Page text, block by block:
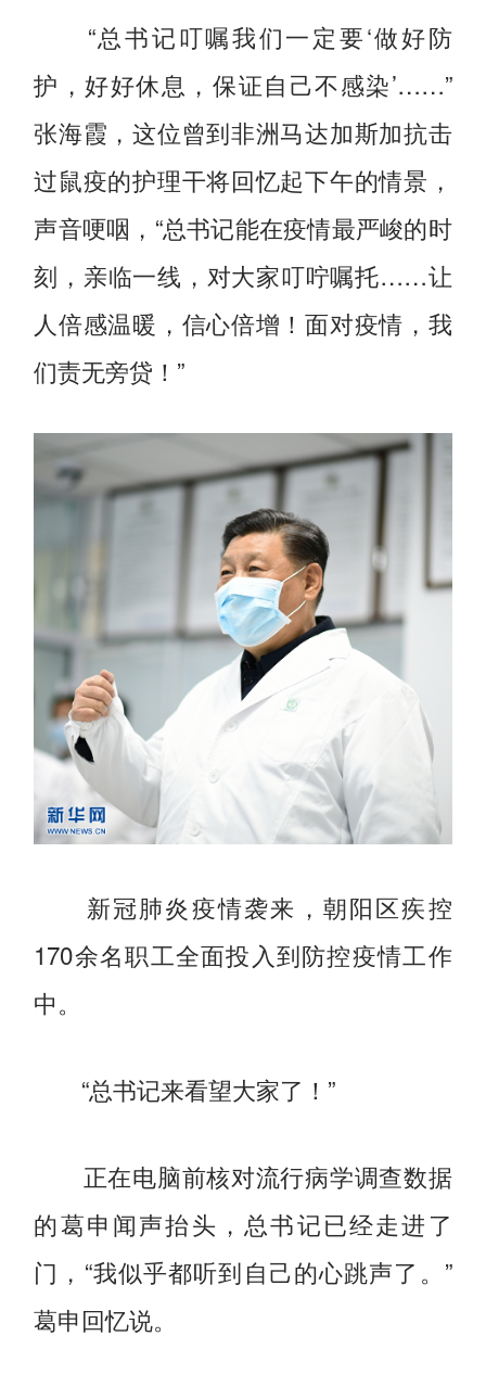
“总书记叮嘱我们一定要‘做好防
护，好好休息，保证自己不感染’……”
张海霞，这位曾到非洲马达加斯加抗击
过鼠疫的护理干将回忆起下午的情景，
声音哽咽，“总书记能在疫情最严峻的时
刻，亲临一线，对大家叮咛嘱托……让
人倍感温暖，信心倍增！面对疫情，我
们责无旁贷！”
新冠肺炎疫情袭来，朝阳区疾控
170余名职工全面投入到防控疫情工作
中。
“总书记来看望大家了！”
正在电脑前核对流行病学调查数据
的葛申闻声抬头，总书记已经走进了
门，“我似乎都听到自己的心跳声了。”
葛申回忆说。